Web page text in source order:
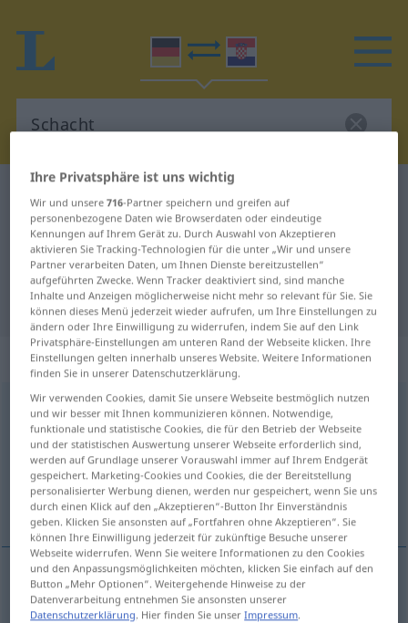
Deutsch-Kroatisch Übersetzung für
"Schacht"
"Schacht" Kroatisch Übersetzung
„Schacht“: Maskulinum
Schachtm <-(e)s;Schächte>
Übersicht aller Übersetzungen
(Für mehr Details die Übersetzung anklicken/antippen)
rov, okno
rov Schacht
Ihre Privatsphäre ist uns wichtig
Wir und unsere716-Partner speichern und greifen auf
personenbezogene Daten wie Browserdaten oder eindeutige
Kennungen auf Ihrem Gerät zu. Durch Auswahl von Akzeptieren
aktivieren Sie Tracking-Technologien für die unter „Wir und unsere
Partner verarbeiten Daten, um Ihnen Dienste bereitzustellen“
aufgeführten Zwecke. Wenn Tracker deaktiviert sind, sind manche
Inhalte und Anzeigen möglicherweise nicht mehr so relevant für Sie. Sie
können dieses Menü jederzeit wieder aufrufen, um Ihre Einstellungen zu
ändern oder Ihre Einwilligung zu widerrufen, indem Sie auf den Link
Privatsphäre-Einstellungen am unteren Rand der Webseite klicken. Ihre
Einstellungen gelten innerhalb unseres Website. Weitere Informationen
finden Sie in unserer Datenschutzerklärung.
Wir verwenden Cookies, damit Sie unsere Webseite bestmöglich nutzen
und wir besser mit Ihnen kommunizieren können. Notwendige,
funktionale und statistische Cookies, die für den Betrieb der Webseite
und der statistischen Auswertung unserer Webseite erforderlich sind,
werden auf Grundlage unserer Vorauswahl immer auf Ihrem Endgerät
gespeichert. Marketing-Cookies und Cookies, die der Bereitstellung
personalisierter Werbung dienen, werden nur gespeichert, wenn Sie uns
durch einen Klick auf den „Akzeptieren“-Button Ihr Einverständnis
geben. Klicken Sie ansonsten auf „Fortfahren ohne Akzeptieren“. Sie
können Ihre Einwilligung jederzeit für zukünftige Besuche unserer
Webseite widerrufen. Wenn Sie weitere Informationen zu den Cookies
und den Anpassungsmöglichkeiten möchten, klicken Sie einfach auf den
Button „Mehr Optionen“. Weitergehende Hinweise zu der
Datenverarbeitung entnehmen Sie ansonsten unserer
Datenschutzerklärung. Hier finden Sie unserImpressum.